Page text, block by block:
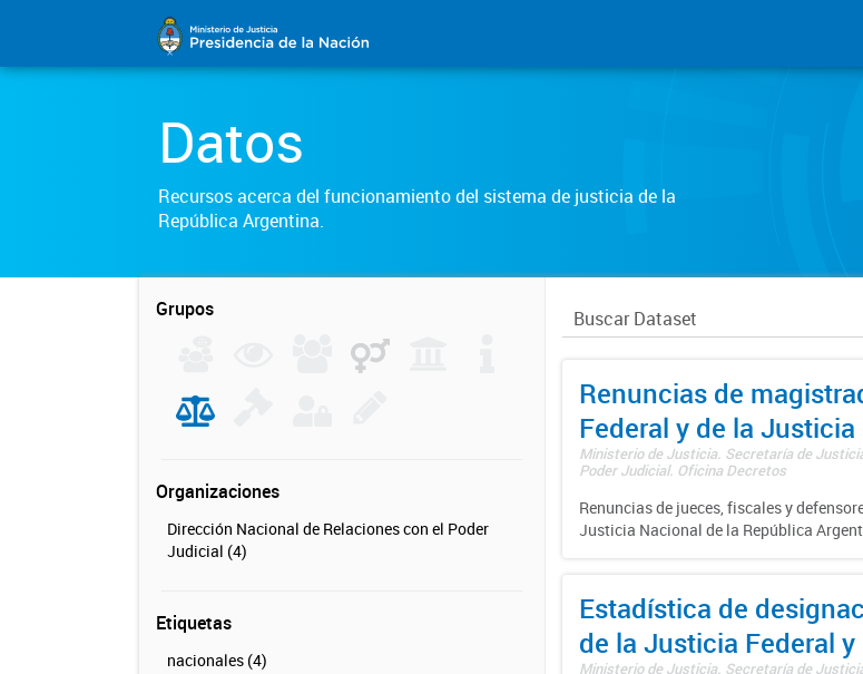
Datos
Recursos acerca del funcionamiento del sistema de justicia de la
República Argentina.
Grupos
Organizaciones
Dirección Nacional de Relaciones con el Poder
Judicial (4)
Etiquetas
nacionales (4)
Renuncias de
Federal y de la
Ministerio de Justicia. Secretaría de
Poder Judicial. Oficina Decretos
Renuncias de jueces, fiscales y
Justicia Nacional de la República
Estadística de
de la Justicia Federal
Ministerio de Justicia. Secretaría de